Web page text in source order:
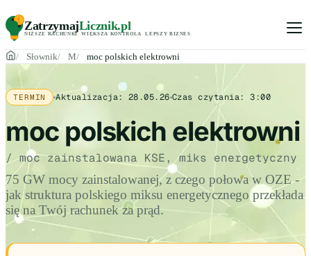
ZatrzymajLicznik.pl
NIŻSZE RACHUNKI. WIĘKSZA KONTROLA LEPSZY BIZNES
Słownik M moc polskich elektrowni
TERMIN Aktualizacja:28.05.26 Czas czytania:3:00
moc polskich elektrowni
/ moc zainstalowana KSE, miks energetyczny
75 GW mocy zainstalowanej, z czego połowa w OZE -
jak struktura polskiego miksu energetycznego przekłada
się na Twój rachunek za prąd.